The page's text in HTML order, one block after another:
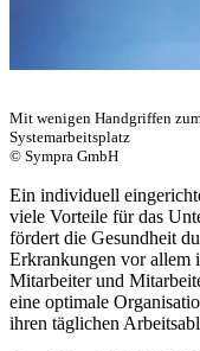
Mit wenigen Handgriffen
Systemarbeitsplatz
© Sympra GmbH
Ein individuell
viele Vorteile für das
fördert die Gesundheit
Erkrankungen vor allem
Mitarbeiter und
eine optimale
ihren täglichen